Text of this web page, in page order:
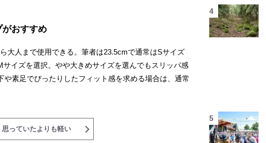
おすすめ
大人まで使用できる。筆者は23.5cmで通常はSサイズ
イズを選択。やや大きめサイズを選んでもスリッパ感
素足でぴったりしたフィット感を求める場合は、通常
っていたよりも軽い